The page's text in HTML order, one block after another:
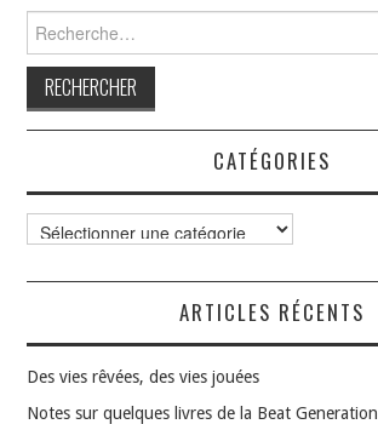
CATÉGORIES
Catégories
ARTICLES RÉCENTS
Des vies rêvées, des vies jouées
Notes sur quelques livres de la Beat Generation